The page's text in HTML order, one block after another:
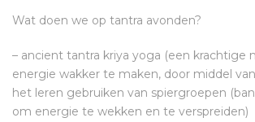
Wat doen we op tantra avonden?
– ancient tantra kriya yoga (een krachtige
energie wakker te maken, door middel
het leren gebruiken van spiergroepen
om energie te wekken en te verspreiden)